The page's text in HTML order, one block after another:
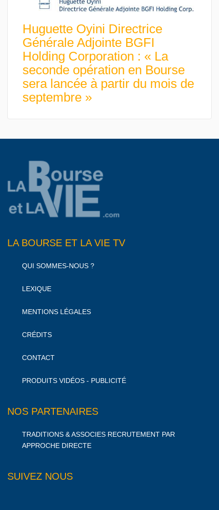
Huguette Oyini Directrice
Générale Adjointe BGFI
Holding Corporation : « La
seconde opération en Bourse
sera lancée à partir du mois de
septembre »
LA BOURSE ET LA VIE TV
QUI SOMMES-NOUS ?
LEXIQUE
MENTIONS LÉGALES
CRÉDITS
CONTACT
PRODUITS VIDÉOS - PUBLICITÉ
NOS PARTENAIRES
TRADITIONS & ASSOCIES RECRUTEMENT PAR
APPROCHE DIRECTE
SUIVEZ NOUS